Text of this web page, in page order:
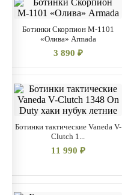
Ботинки Скорпион М-1101
«Олива» Armada
3 890 ₽
Ботинки тактические Vaneda V-
Clutch 1...
11 990 ₽